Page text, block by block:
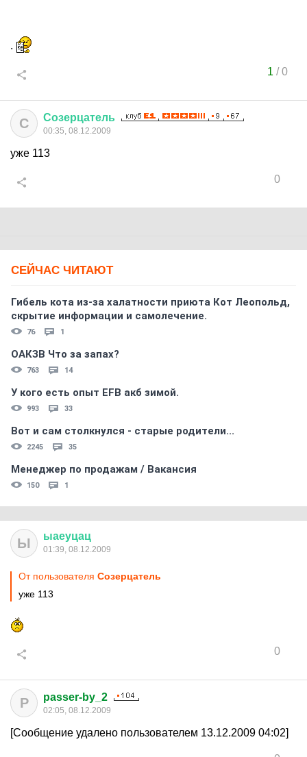
.
1 /0
С Созерцатель
00:35, 08.12.2009
уже 113
0
СЕЙЧАС ЧИТАЮТ
Гибель кота из-за халатности приюта Кот Леопольд,
скрытиe информации и самолечение.
76 1
ОАКЗВ Что за запах?
763 14
У кого есть опыт EFB акб зимой.
993 33
Вот и сам столкнулся - старые родители...
2245 35
Менеджер по продажам / Вакансия
150 1
Ы ыаеуцац
01:39, 08.12.2009
От пользователя Созерцатель
уже 113
0
P passer-by_2
02:05, 08.12.2009
[Сообщение удалено пользователем 13.12.2009 04:02]